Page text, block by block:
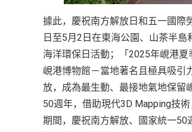
據此，慶祝南方解放日和五一國際
日至5月2日在東海公園、山茶半
海洋環保日活動；「2025年峴港
峴港博物館－當地著名且極具吸引
放，成為最生動、最接地氣地保留
50週年，借助現代3D Mapping技
期間，慶祝南方解放、國家統一50